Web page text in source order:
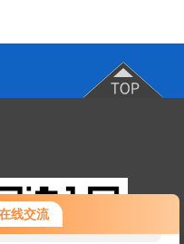
线交流
前来咨询，很高兴为您
您要咨询什么问题呢？